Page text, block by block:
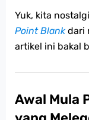
Yuk, kita
Point Blankdari
artikel ini bakal
Awal Mula